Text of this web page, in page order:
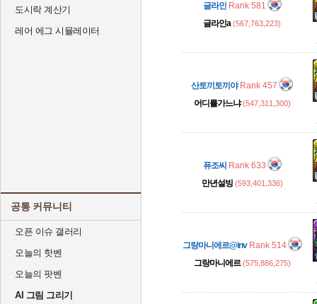
도시락 계산기
레어 에그 시뮬레이터
공통 커뮤니티
오픈 이슈 갤러리
오늘의 핫벤
오늘의 팟벤
AI 그림 그리기
글라인 Rank 581
글라인a (567,763,223)
산토끼토끼야 Rank 457
어디를가느냐 (547,311,300)
퓨조씨 Rank 633
만년설빙 (593,401,336)
그랑마니에르@inv Rank 514
그랑마니에르 (575,886,275)